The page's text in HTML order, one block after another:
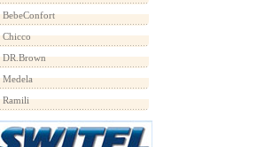
BebeConfort
Chicco
DR.Brown
Medela
Ramili